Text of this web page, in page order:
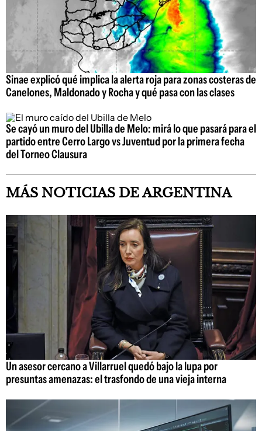
Sinae explicó qué implica la alerta roja para zonas costeras de
Canelones, Maldonado y Rocha y qué pasa con las clases
Se cayó un muro del Ubilla de Melo: mirá lo que pasará para el
partido entre Cerro Largo vs Juventud por la primera fecha
del Torneo Clausura
MÁS NOTICIAS DE ARGENTINA
Un asesor cercano a Villarruel quedó bajo la lupa por
presuntas amenazas: el trasfondo de una vieja interna